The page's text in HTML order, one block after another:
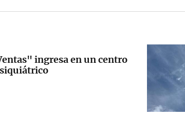
ingresa en un centro